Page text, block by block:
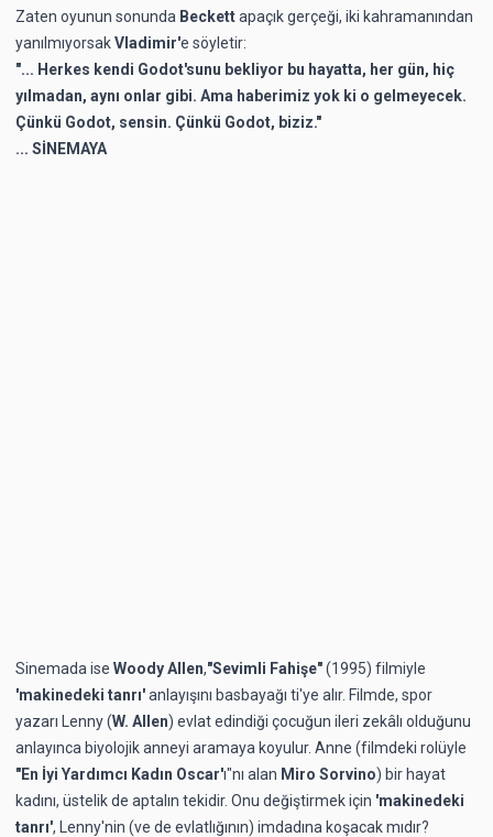
Zaten oyunun sonunda Beckettapaçıkgerçeği, iki kahramanından
yanılmıyorsakVladimir'e söyletir:
"... Herkes kendi Godot'sunu bekliyor bu hayatta, her gün, hiç
yılmadan, aynı onlar gibi. Ama haberimiz yok ki o gelmeyecek.
Çünkü Godot, sensin. Çünkü Godot, biziz."
... SİNEMAYA
Sinemada ise Woody Allen,"Sevimli Fahişe"(1995) filmiyle
'makinedeki tanrı'anlayışını basbayağı ti'ye alır. Filmde, spor
yazarı Lenny (W. Allen) evlat edindiği çocuğun ileri zekâlı olduğunu
anlayınca biyolojik anneyi aramaya koyulur. Anne (filmdeki rolüyle
"En İyi Yardımcı Kadın Oscar'ı"nı alan Miro Sorvino) bir hayat
kadını, üstelik de aptalın tekidir. Onu değiştirmek için 'makinedeki
tanrı', Lenny'nin (ve de evlatlığının) imdadına koşacak mıdır?